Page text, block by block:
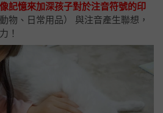
記憶來加深孩子對於注音符號的印
物、日常用品） 與注音產生聯想，
！